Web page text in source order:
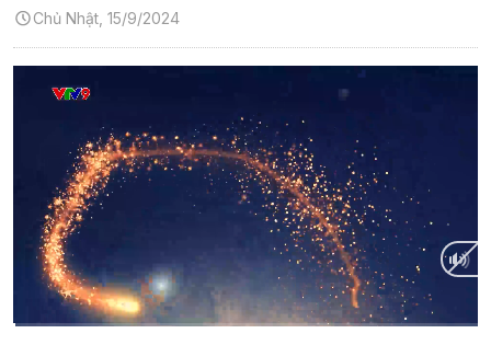
Chủ Nhật, 15/9/2024